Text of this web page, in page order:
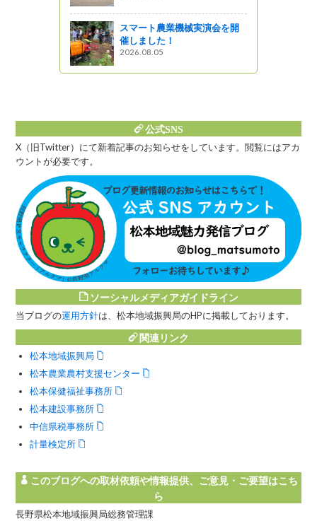
スマート農業機械実演会を開
催しました！
2026.08.05
公式SNS
X（旧Twitter）にて新着記事のお知らせをしています。閲覧にはアカ
ウントが必要です。
ソーシャルメディアガイドライン
当ブログの運用方針は、松本地域振興局のHPに掲載しております。
関連リンク
松本地域振興局
松本農業農村支援センター
松本保健福祉事務所
松本建設事務所
中信県税事務所
計量検定所
このブログへの取材依頼や情報提供、ご意見・ご要望はこち
ら
長野県松本地域振興局総務管理課